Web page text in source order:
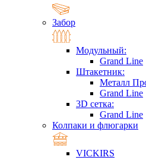
Забор
Модульный:
Grand Line
Штакетник:
Металл
Grand Line
3D сетка:
Grand Line
Колпаки и флюгарки
VICKIRS